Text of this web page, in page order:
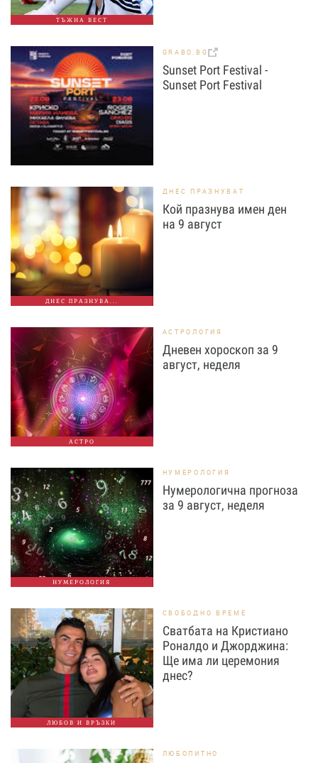
ТЪЖНА ВЕСТ
GRABO.BG
Sunset Port Festival -
Sunset Port Festival
ДНЕС ПРАЗНУВА...
ДНЕС ПРАЗНУВАТ
Кой празнува имен ден
на 9 август
АСТРО
АСТРОЛОГИЯ
Дневен хороскоп за 9
август, неделя
НУМЕРОЛОГИЯ
НУМЕРОЛОГИЯ
Нумерологична прогноза
за 9 август, неделя
ЛЮБОВ И ВРЪЗКИ
СВОБОДНО ВРЕМЕ
Сватбата на Кристиано
Роналдо и Джорджина:
Ще има ли церемония
днес?
ЛЮБОПИТНО